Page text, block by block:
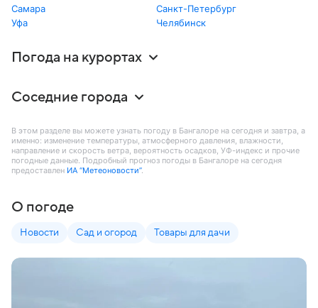
Самара
Санкт-Петербург
Уфа
Челябинск
Погода на курортах
Соседние города
В этом разделе вы можете узнать погоду в Бангалоре на сегодня и завтра, а
именно: изменение температуры, атмосферного давления, влажности,
направление и скорость ветра, вероятность осадков, УФ-индекс и прочие
погодные данные. Подробный прогноз погоды в Бангалоре на сегодня
предоставлен ИА “Метеоновости”.
О погоде
Новости Сад и огород Товары для дачи